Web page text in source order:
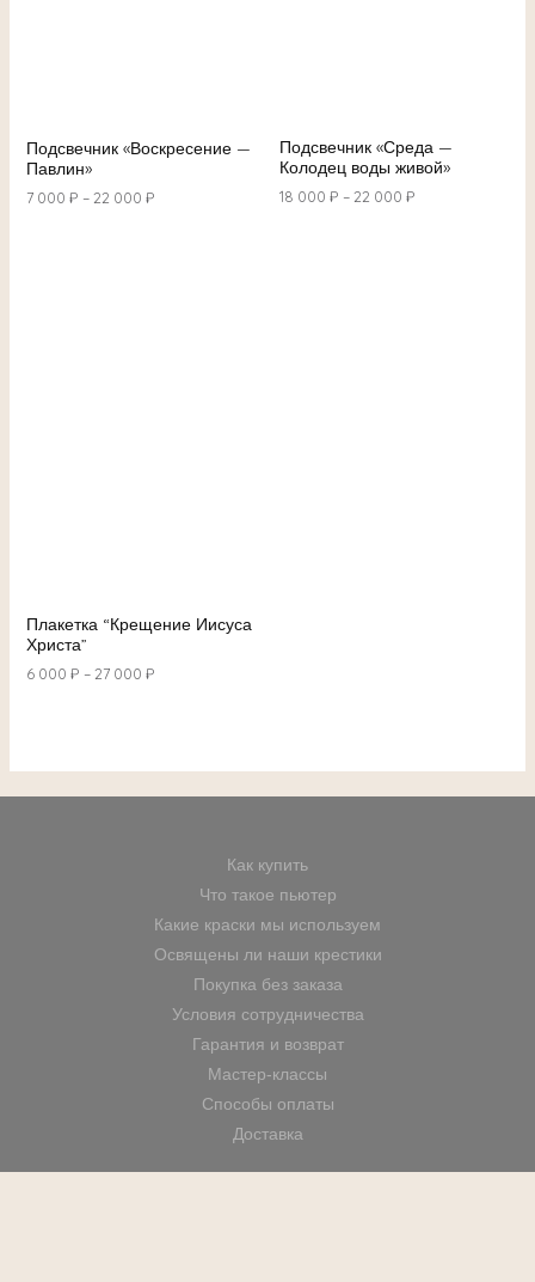
Подсвечник «Воскресение —
Павлин»
7 000 ₽ –22 000 ₽
Подсвечник «Среда —
Колодец воды живой»
18 000 ₽ –22 000 ₽
Плакетка “Крещение Иисуса
Христа”
6 000 ₽ –27 000 ₽
Как купить
Что такое пьютер
Какие краски мы используем
Освящены ли наши крестики
Покупка без заказа
Условия сотрудничества
Гарантия и возврат
Мастер-классы
Способы оплаты
Доставка